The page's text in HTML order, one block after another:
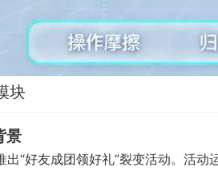
块
景
“好友成团领好礼”裂变活动。活